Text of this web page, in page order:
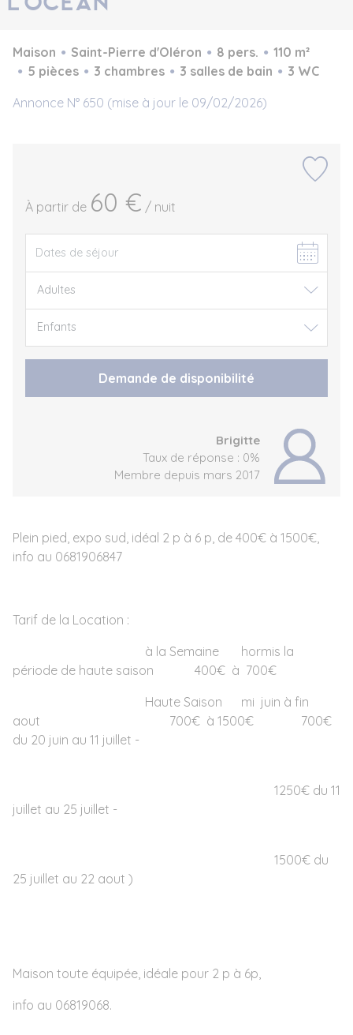
Maison Saint-Pierre d'Oléron 8 pers.
110 m²
5 pièces
3 chambres 3 salles de bain
3 WC
Annonce N° 650 (mise à jour le 09/02/2026)
À partir de 60 € / nuit
Demande de disponibilité
Brigitte
Taux de réponse : 0%
Membre depuis mars 2017
Plein pied, expo sud, idéal 2 p à 6 p, de 400€ à 1500€,
info au 0681906847
Tarif de la Location :
à la Semaine hormis la
période de haute saison 400€ à 700€
Haute Saison mi juin à fin
aout 700€ à 1500€ 700€
du 20 juin au 11 juillet -
1250€ du 11
juillet au 25 juillet -
1500€ du
25 juillet au 22 aout )
Maison toute équipée, idéale pour 2 p à 6p,
info au 06819068.